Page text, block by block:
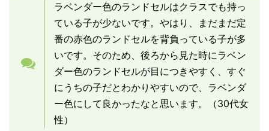
ラベンダー色のランドセルはクラスでも持っ
ている子が少ないです。やはり、まだまだ定
番の赤色のランドセルを背負っている子が多
いです。そのため、後ろから見た時にラベン
ダー色のランドセルが目につきやすく、すぐ
にうちの子だとわかりやすいので、ラベンダ
ー色にして良かったなと思います。（30代女
性）